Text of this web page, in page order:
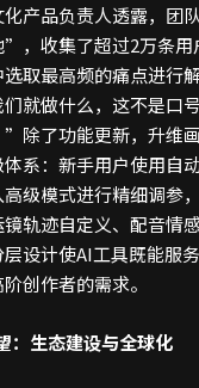
化产品负责人透露，团
”，收集了超过2万条用
选取最高频的痛点进行
就做什么，这不是口
”除了功能更新，升维
系：新手用户使用自
级模式进行精细调参
轨迹自定义、配音情
设计使AI工具既能服务
创作者的需求。
：生态建设与全球化